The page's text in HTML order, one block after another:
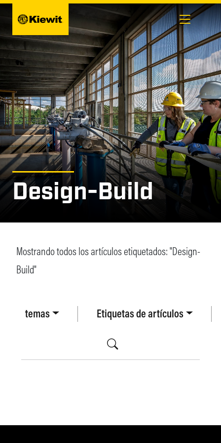
Saltar
Design-Build
temas Etiquetas de artículos
Mostrando todos los artículos etiquetados: "Design-
Build"